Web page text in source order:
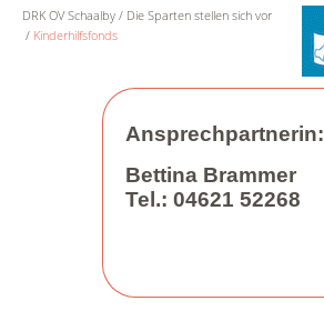
DRK OV Schaalby
Die Sparten stellen sich vor
Kinderhilfsfonds
Ansprechpartnerin:
Bettina Brammer
Tel.: 04621 52268